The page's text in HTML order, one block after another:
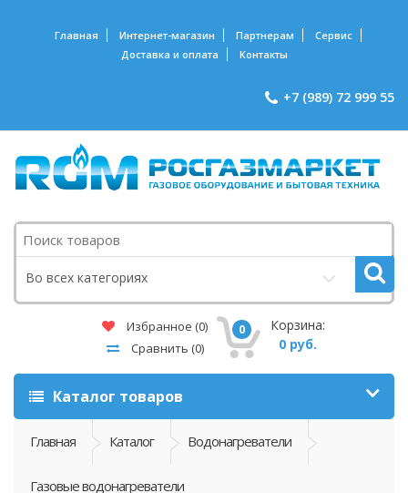
Главная Интернет-магазин Партнерам
Сервис
Доставка и оплата
Контакты
+7 (989) 72 999 55
Поиск
Во всех категориях
Избранное (0)
Сравнить (0)
0
Корзина:
0 руб.
Каталог товаров
Главная Каталог Водонагреватели
Газовые водонагреватели